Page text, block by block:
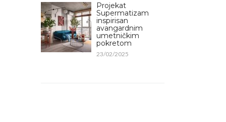
Projekat
Supermatizam
inspirisan
avangardnim
umetničkim
pokretom
23/02/2025